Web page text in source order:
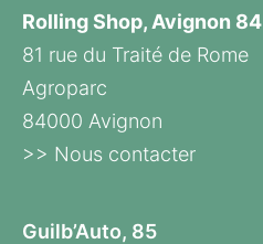
Rolling Shop, Avignon 84
81 rue du Traité de Rome
Agroparc
84000 Avignon
>> Nous contacter
Guilb’Auto, 85